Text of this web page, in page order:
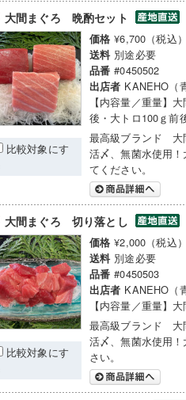
大間まぐろ 晩酌セット
比較対象にす
価格 ¥6,700（税込）
送料 別途必要
品番 #0450502
出店者 KANEHO（
【内容量／重量】
後・大トロ100ｇ前
最高級ブランド 大
活〆、無菌水使用
てください。
大間まぐろ 切り落とし
比較対象にす
価格 ¥2,000（税込）
送料 別途必要
品番 #0450503
出店者 KANEHO（
【内容量／重量】
最高級ブランド 大
活〆、無菌水使用
さい。